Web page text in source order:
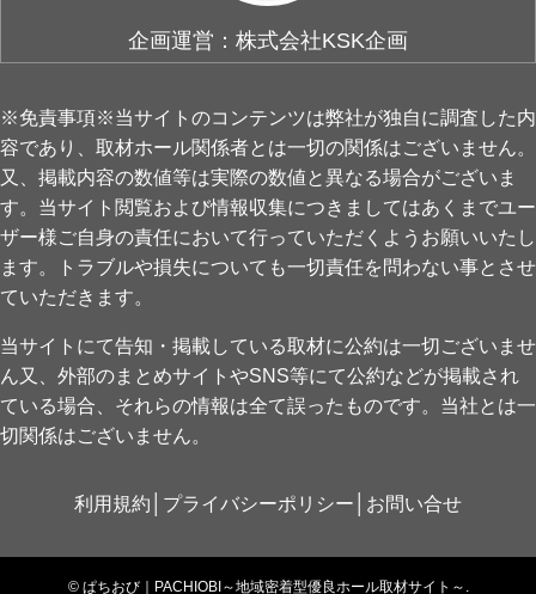
企画運営：株式会社KSK企画
※免責事項※当サイトのコンテンツは弊社が独自に調査した内
容であり、取材ホール関係者とは一切の関係はございません。
又、掲載内容の数値等は実際の数値と異なる場合がございま
す。当サイト閲覧および情報収集につきましてはあくまでユー
ザー様ご自身の責任において行っていただくようお願いいたし
ます。トラブルや損失についても一切責任を問わない事とさせ
ていただきます。
当サイトにて告知・掲載している取材に公約は一切ございませ
ん又、外部のまとめサイトやSNS等にて公約などが掲載され
ている場合、それらの情報は全て誤ったものです。当社とは一
切関係はございません。
利用規約 プライバシーポリシー お問い合せ
©ぱちおび｜PACHIOBI～地域密着型優良ホール取材サイト～.